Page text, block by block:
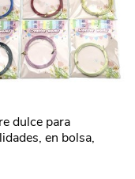
dulce para
en bolsa,
5m, PACK